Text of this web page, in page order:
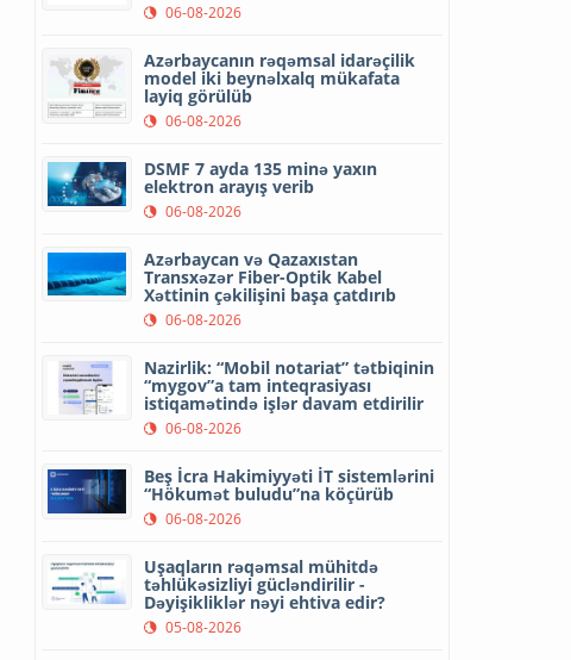
06-08-2026
Azərbaycanın rəqəmsal idarəçilik
model iki beynəlxalq mükafata
layiq görülüb
06-08-2026
DSMF 7 ayda 135 minə yaxın
elektron arayış verib
06-08-2026
Azərbaycan və Qazaxıstan
Transxəzər Fiber-Optik Kabel
Xəttinin çəkilişini başa çatdırıb
06-08-2026
Nazirlik: “Mobil notariat” tətbiqinin
“mygov”a tam inteqrasiyası
istiqamətində işlər davam etdirilir
06-08-2026
Beş İcra Hakimiyyəti İT sistemlərini
“Hökumət buludu”na köçürüb
06-08-2026
Uşaqların rəqəmsal mühitdə
təhlükəsizliyi gücləndirilir -
Dəyişikliklər nəyi ehtiva edir?
05-08-2026